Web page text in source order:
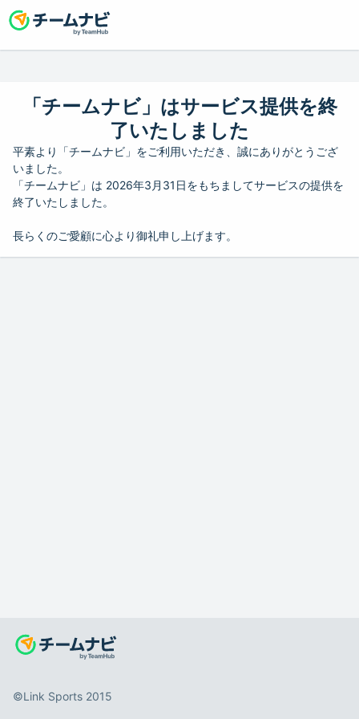
「チームナビ」はサービス提供を終
了いたしました
平素より「チームナビ」をご利用いただき、誠にありがとうござ
いました。
「チームナビ」は 2026年3月31日をもちましてサービスの提供を
終了いたしました。
長らくのご愛顧に心より御礼申し上げます。
©️Link Sports 2015